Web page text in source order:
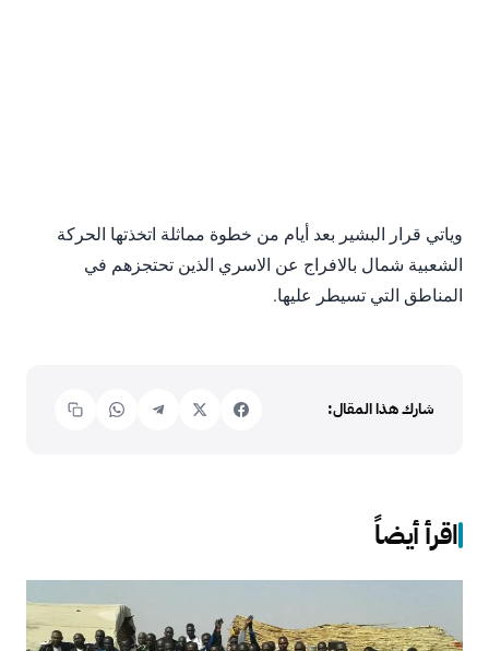
وياتي قرار البشير بعد أيام من خطوة مماثلة اتخذتها الحركة
الشعبية شمال بالافراج عن الاسري الذين تحتجزهم في
المناطق التي تسيطر عليها.
شارك هذا المقال:
اقرأ أيضاً